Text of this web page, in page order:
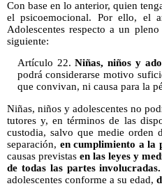
Con base en lo anterior, quien
el psicoemocional. Por ello, el
Adolescentes respecto a un
siguiente:
Artículo 22.Niñas, niños y
podrá considerarse motivo
que convivan, ni causa para la
Niñas, niños y adolescentes no
tutores y, en términos de las
custodia, salvo que medie orden
separación, en cumplimiento a la
causas previstas en las leyes y
de todas las partes involucradas.
adolescentes conforme a su edad,